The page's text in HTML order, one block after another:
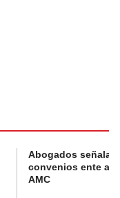
Abogados
convenios ente
AMC